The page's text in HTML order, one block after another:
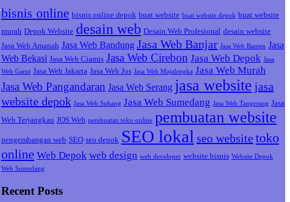
bisnis online bisnis online depok buat website buat website depok buat website
murah Depok Website desain web Desain Web Profesional desain website
Jasa Web Amanah Jasa Web Bandung Jasa Web Banjar Jasa Web Banten Jasa
Web Bekasi Jasa Web Ciamis Jasa Web Cirebon Jasa Web Depok Jasa
Web Garut Jasa Web Jakarta Jasa Web Jos Jasa Web Majalengka Jasa Web Murah
Jasa Web Pangandaran Jasa Web Serang jasa website jasa
website depok Jasa Web Subang Jasa Web Sumedang Jasa Web Tangerang Jasa
Web Terjangkau JOS Web pembuatan toko online pembuatan website
pengembangan web SEO seo depok SEO lokal seo website toko
online Web Depok web design web developer website bisnis Website Depok
Web Sumedang
Recent Posts